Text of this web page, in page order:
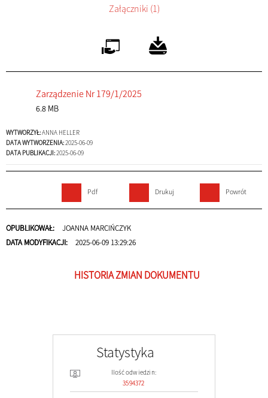
Statystyka
Ilość odwiedzin:
3594372
Załączniki (1)
Zarządzenie Nr 179/1/2025
6.8 MB
WYTWORZYŁ:ANNA HELLER
DATA WYTWORZENIA:2025-06-09
DATA PUBLIKACJI:2025-06-09
Pdf Drukuj Powrót
OPUBLIKOWAŁ:
JOANNA MARCIŃCZYK
DATA MODYFIKACJI:
2025-06-09 13:29:26
HISTORIA ZMIAN DOKUMENTU